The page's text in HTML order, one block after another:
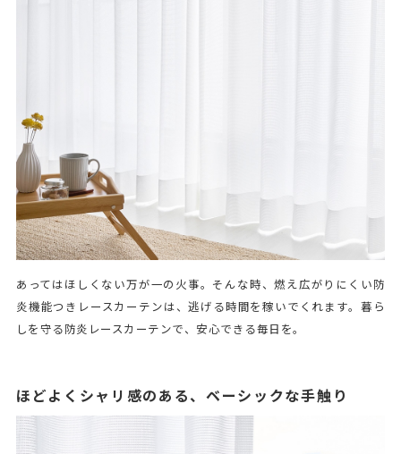
あってはほしくない万が一の火事。そんな時、燃え広がりにくい防
炎機能つきレースカーテンは、逃げる時間を稼いでくれます。暮ら
しを守る防炎レースカーテンで、安心できる毎日を。
ほどよくシャリ感のある、ベーシックな手触り